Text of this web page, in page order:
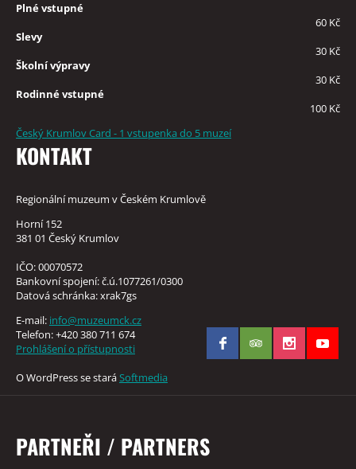
Plné vstupné
60 Kč
Slevy
30 Kč
Školní výpravy
30 Kč
Rodinné vstupné
100 Kč
Český Krumlov Card - 1 vstupenka do 5 muzeí
KONTAKT
Regionální muzeum v Českém Krumlově
Horní 152
381 01 Český Krumlov
IČO: 00070572
Bankovní spojení: č.ú.1077261/0300
Datová schránka: xrak7gs
E-mail: info@muzeumck.cz
Telefon: +420 380 711 674
Prohlášení o přístupnosti
O WordPress se staráSoftmedia
PARTNEŘI / PARTNERS